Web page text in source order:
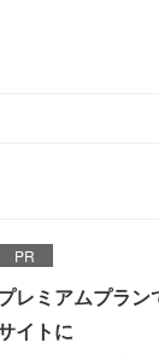
PR
レミアムプラン
イトに